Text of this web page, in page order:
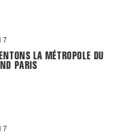
LA MÉTROPOLE DU
PARIS